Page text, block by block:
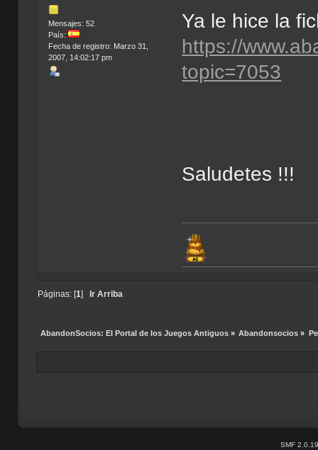
Mensajes: 52
País:
Fecha de registro: Marzo 31,
2007, 14:02:17 pm
Ya le hice la
https://
topic=7053
Saludetes !!!
Páginas: [ 1] Ir Arriba
AbandonSocios: El Portal de los Juegos Antiguos» Abandonsocios »
SMF 2.0.19